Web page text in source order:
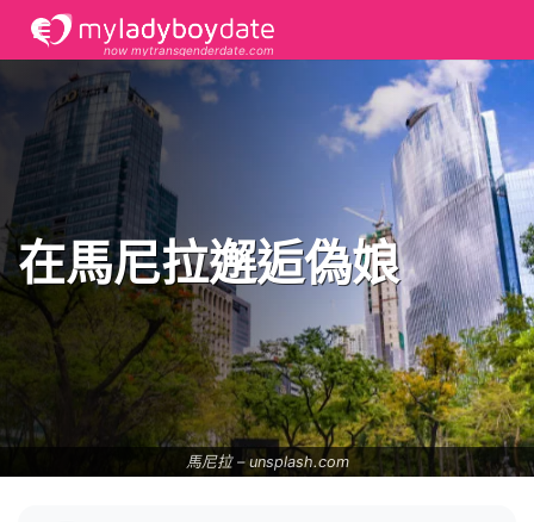
now mytransgenderdate.com
馬尼拉 –unsplash.com
在馬尼拉邂逅偽娘